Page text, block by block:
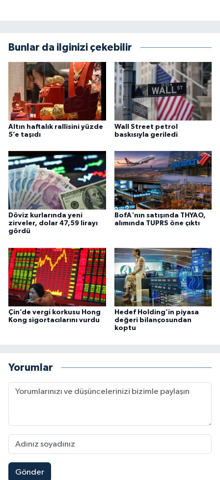
Bunlar da ilginizi çekebilir
Altın haftalık rallisini yüzde
5’e taşıdı
Wall Street petrol
baskısıyla geriledi
Döviz kurlarında yeni
zirveler, dolar 47,59 lirayı
gördü
BofA'nın satışında THYAO,
alımında TUPRS öne çıktı
Çin’de vergi korkusu Hong
Kong sigortacılarını vurdu
Hedef Holding’in piyasa
değeri bilançosundan
koptu
Yorumlar
Gönder